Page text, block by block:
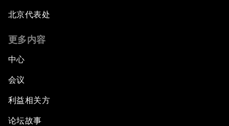
北京代表处
更多内容
中心
会议
利益相关方
论坛故事